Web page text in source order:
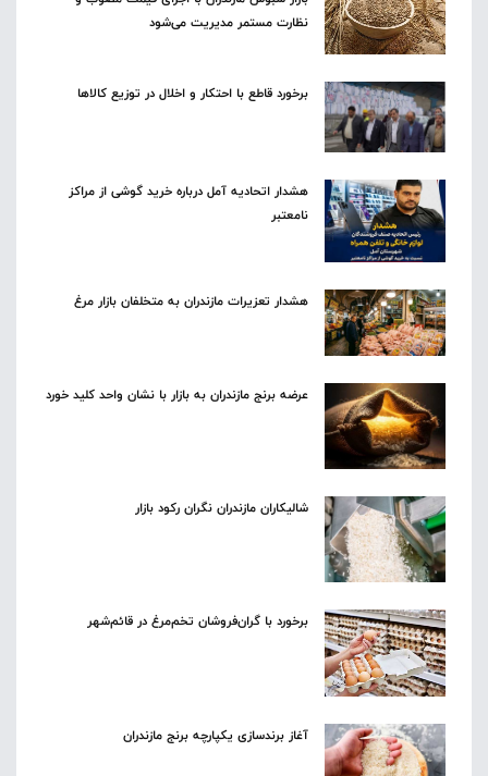
نظارت مستمر مدیریت می‌شود
برخورد قاطع با احتکار و اخلال در توزیع کالاها
هشدار اتحادیه آمل درباره خرید گوشی از مراکز
نامعتبر
هشدار تعزیرات مازندران به متخلفان بازار مرغ
عرضه برنج مازندران به بازار با نشان واحد کلید خورد
شالیکاران مازندران نگران رکود بازار
برخورد با گران‌فروشان تخم‌مرغ در قائم‌شهر
آغاز برندسازی یکپارچه برنج مازندران